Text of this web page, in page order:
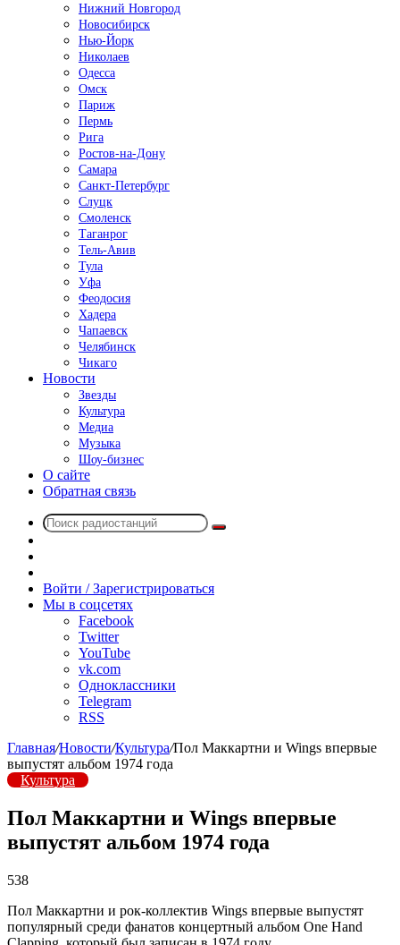
Нижний Новгород
Новосибирск
Нью-Йорк
Николаев
Одесса
Омск
Париж
Пермь
Рига
Ростов-на-Дону
Самара
Санкт-Петербург
Слуцк
Смоленск
Таганрог
Тель-Авив
Тула
Уфа
Феодосия
Хадера
Чапаевск
Челябинск
Чикаго
Новости
Звезды
Культура
Медиа
Музыка
Шоу-бизнес
О сайте
Обратная связь
Поиск
радио
Войти / Зарегистрироваться
Мы в соцсетях
Facebook
Twitter
YouTube
vk.com
Одноклассники
Telegram
RSS
Главная/Новости/Культура/Пол Маккартни и Wings впервые
выпустят альбом 1974 года
Культура
Пол Маккартни и Wings впервые
выпустят альбом 1974 года
538
Пол Маккартни и рок-коллектив Wings впервые выпустят
популярный среди фанатов концертный альбом One Hand